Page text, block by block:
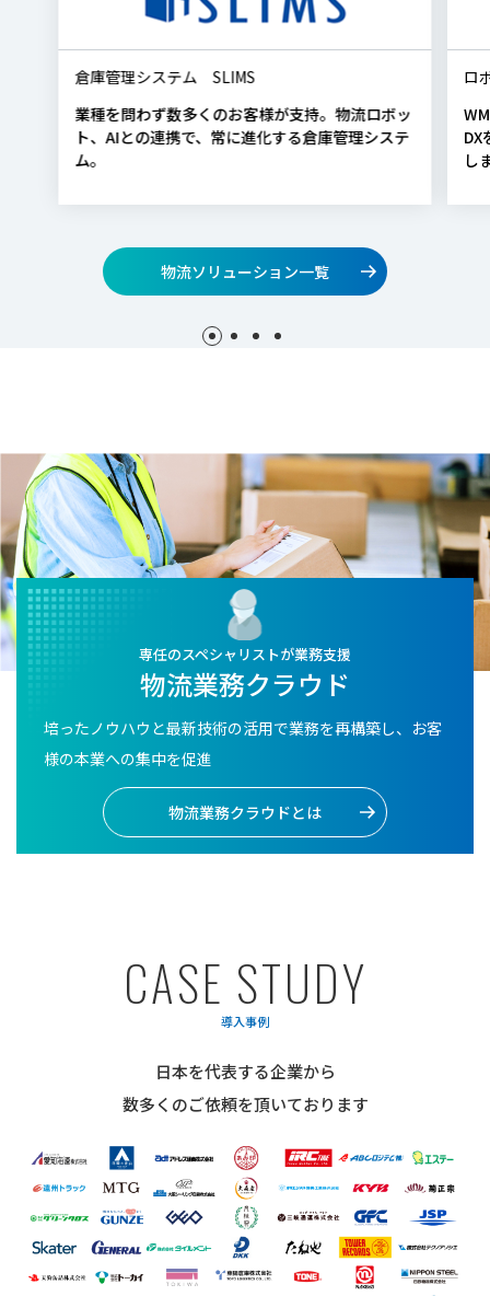
倉庫管理システム SLIMS
業種を問わず数多くのお客様が支持。物流ロボッ
ト、AIとの連携で、常に進化する倉庫管理システ
ム。
ロ
DX
し
物流ソリューション一覧
専任のスペシャリストが業務支援
物流業務クラウド
培ったノウハウと最新技術の活用で業務を再構築し、お客
様の本業への集中を促進
物流業務クラウドとは
CASE STUDY
導入事例
日本を代表する企業から
数多くのご依頼を頂いております